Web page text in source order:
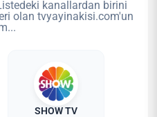
kanallardan birini
olan tvyayinakisi.com'un
SHOW TV